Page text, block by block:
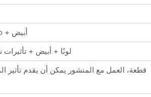
13 ثابت gobo + أبيض
14 لونًا + أبيض +